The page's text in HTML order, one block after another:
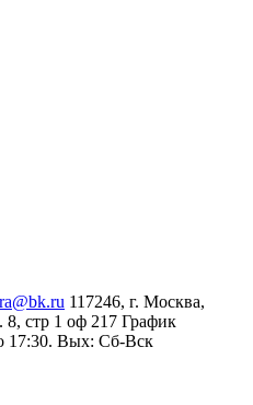
117246, г. Москва,
8, стр 1 оф 217 График
17:30. Вых: Сб‑Вск